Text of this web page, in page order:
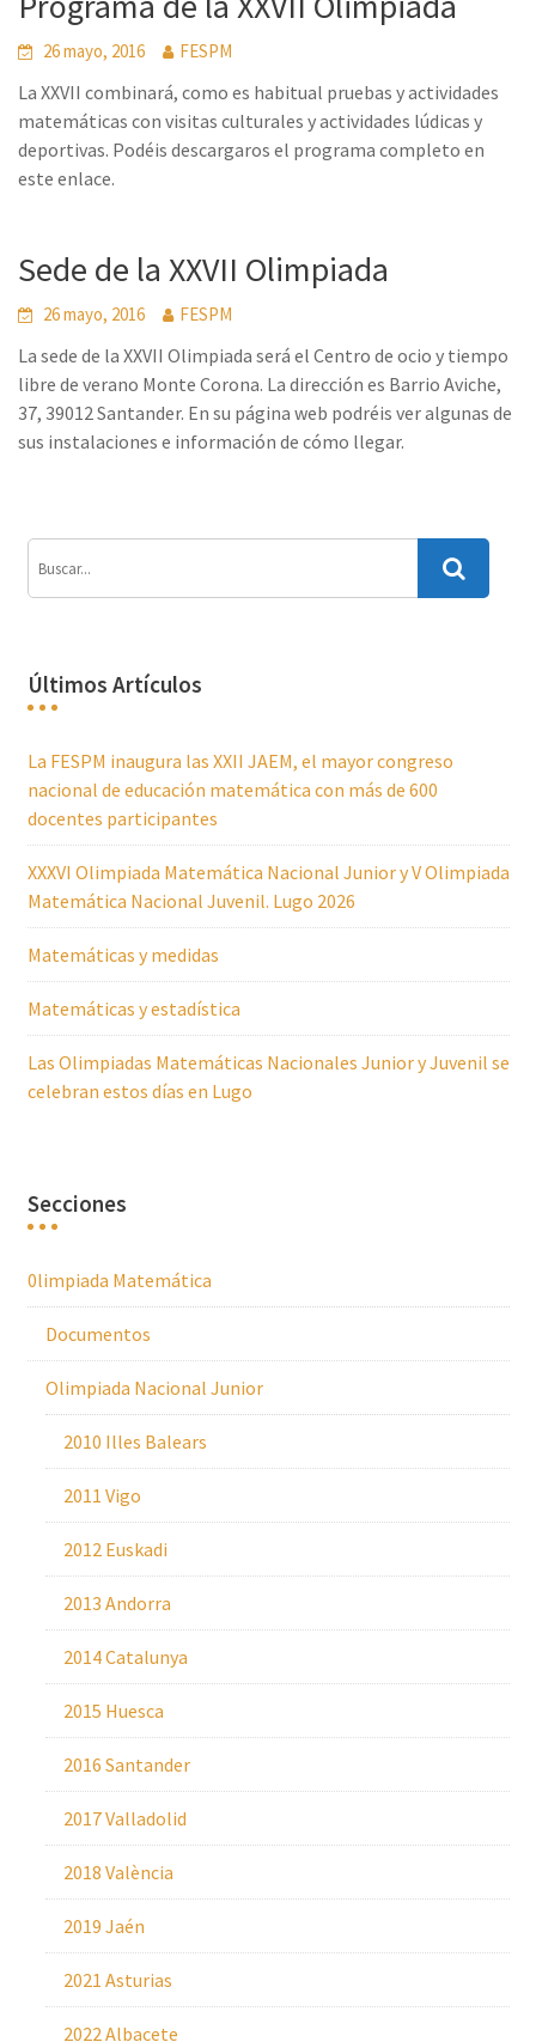
26 mayo, 2016 FESPM
La XXVII combinará, como es habitual pruebas y actividades
matemáticas con visitas culturales y actividades lúdicas y
deportivas. Podéis descargaros el programa completo en
este enlace.
Sede de la XXVII Olimpiada
26 mayo, 2016 FESPM
La sede de la XXVII Olimpiada será el Centro de ocio y tiempo
libre de verano Monte Corona. La dirección es Barrio Aviche,
37, 39012 Santander. En su página web podréis ver algunas de
sus instalaciones e información de cómo llegar.
Últimos Artículos
La FESPM inaugura las XXII JAEM, el mayor congreso
nacional de educación matemática con más de 600
docentes participantes
XXXVI Olimpiada Matemática Nacional Junior y V Olimpiada
Matemática Nacional Juvenil. Lugo 2026
Matemáticas y medidas
Matemáticas y estadística
Las Olimpiadas Matemáticas Nacionales Junior y Juvenil se
celebran estos días en Lugo
Secciones
0limpiada Matemática
Documentos
Olimpiada Nacional Junior
2010 Illes Balears
2011 Vigo
2012 Euskadi
2013 Andorra
2014 Catalunya
2015 Huesca
2016 Santander
2017 Valladolid
2018 València
2019 Jaén
2021 Asturias
2022 Albacete